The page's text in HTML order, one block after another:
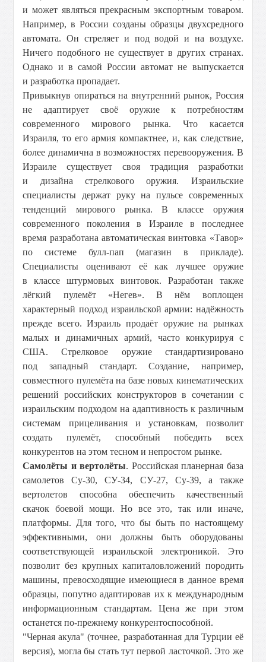
и может являться прекрасным экспортным товаром.
Например, в России созданы образцы двухсредного
автомата. Он стреляет и под водой и на воздухе.
Ничего подобного не существует в других странах.
Однако и в самой России автомат не выпускается
и разработка пропадает.
Привыкнув опираться на внутренний рынок, Россия
не адаптирует своё оружие к потребностям
современного мирового рынка. Что касается
Израиля, то его армия компактнее, и, как следствие,
более динамична в возможностях перевооружения. В
Израиле существует своя традиция разработки
и дизайна стрелкового оружия. Израильские
специалисты держат руку на пульсе современных
тенденций мирового рынка. В классе оружия
современного поколения в Израиле в последнее
время разработана автоматическая винтовка «Тавор»
по системе булл-пап (магазин в прикладе).
Специалисты оценивают её как лучшее оружие
в классе штурмовых винтовок. Разработан также
лёгкий пулемёт «Негев». В нём воплощен
характерный подход израильской армии: надёжность
прежде всего. Израиль продаёт оружие на рынках
малых и динамичных армий, часто конкурируя с
США. Стрелковое оружие стандартизировано
под западный стандарт. Создание, например,
совместного пулемёта на базе новых кинематических
решений российских конструкторов в сочетании с
израильским подходом на адаптивность к различным
системам прицеливания и установкам, позволит
создать пулемёт, способный победить всех
конкурентов на этом тесном и непростом рынке.
Самолёты и вертолёты. Российская планерная база
самолетов Су-30, СУ-34, СУ-27, Су-39, а также
вертолетов способна обеспечить качественный
скачок боевой мощи. Но все это, так или иначе,
платформы. Для того, что бы быть по настоящему
эффективными, они должны быть оборудованы
соответствующей израильской электроникой. Это
позволит без крупных капиталовложений породить
машины, превосходящие имеющиеся в данное время
образцы, попутно адаптировав их к международным
информационным стандартам. Цена же при этом
останется по-прежнему конкурентоспособной.
"Черная акула" (точнее, разработанная для Турции её
версия), могла бы стать тут первой ласточкой. Это же